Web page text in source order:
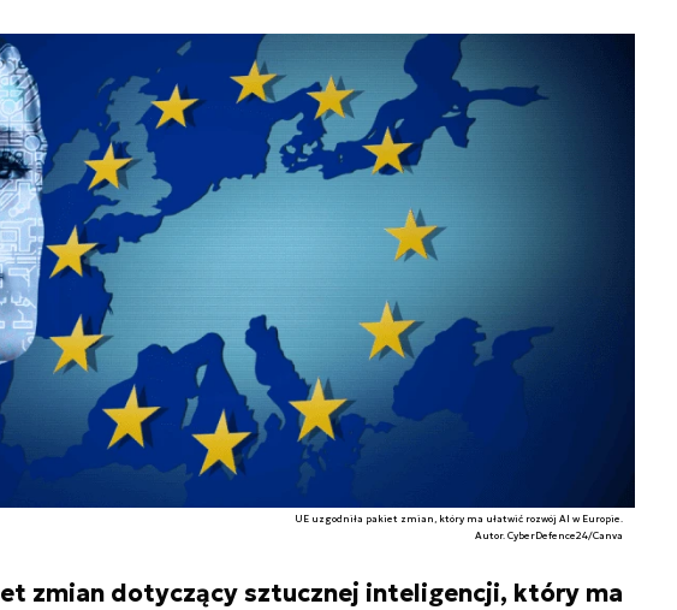
UE uzgodniła pakiet zmian, który ma ułatwić rozwój AI w Europie.
Autor. CyberDefence24/Canva
zmian dotyczący sztucznej inteligencji, który ma